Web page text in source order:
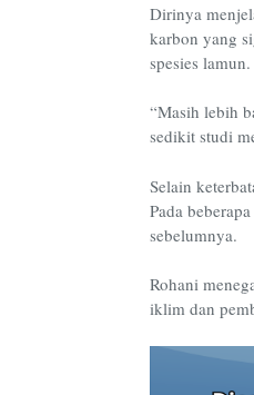
Dirinya
karbon yang
spesies lamun.
“Masih lebih
sedikit studi
Selain
Pada
sebelumnya.
Rohani
iklim dan